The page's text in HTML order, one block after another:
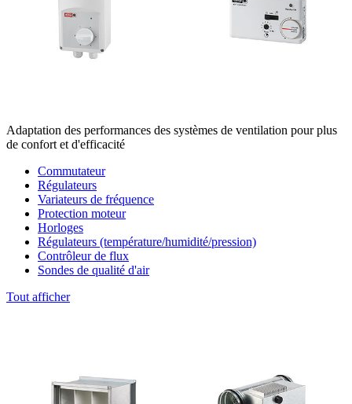
Adaptation des performances des systèmes de ventilation pour plus
de confort et d'efficacité
Commutateur
Régulateurs
Variateurs de fréquence
Protection moteur
Horloges
Régulateurs (température/humidité/pression)
Contrôleur de flux
Sondes de qualité d'air
Tout afficher